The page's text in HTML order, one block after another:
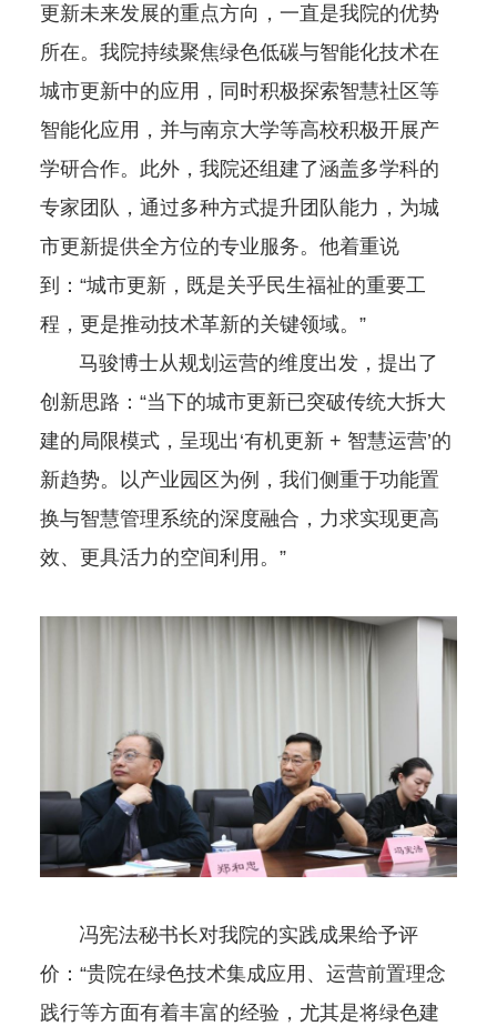
更新未来发展的重点方向，一直是我院的优势
所在。我院持续聚焦绿色低碳与智能化技术在
城市更新中的应用，同时积极探索智慧社区等
智能化应用，并与南京大学等高校积极开展产
学研合作。此外，我院还组建了涵盖多学科的
专家团队，通过多种方式提升团队能力，为城
市更新提供全方位的专业服务。他着重说
到：“城市更新，既是关乎民生福祉的重要工
程，更是推动技术革新的关键领域。”
马骏博士从规划运营的维度出发，提出了
创新思路：“当下的城市更新已突破传统大拆大
建的局限模式，呈现出‘有机更新 + 智慧运营’的
新趋势。以产业园区为例，我们侧重于功能置
换与智慧管理系统的深度融合，力求实现更高
效、更具活力的空间利用。”
冯宪法秘书长对我院的实践成果给予评
价：“贵院在绿色技术集成应用、运营前置理念
践行等方面有着丰富的经验，尤其是将绿色建